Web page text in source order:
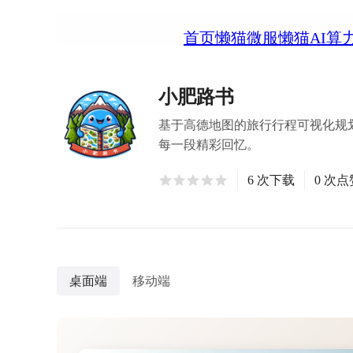
首页懒猫微服懒猫AI算
小肥路书
基于高德地图的旅行行程可视化
每一段精彩回忆。
6 次下载 0 次点
桌面端 移动端